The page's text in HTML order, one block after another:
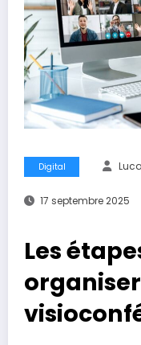
Digital
17 septembre 2025
Les